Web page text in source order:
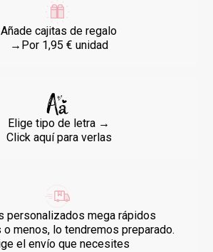
Añade cajitas de regalo
→Por 1,95 € unidad
Elige tipo de letra →
Click aquí para verlas
personalizados mega rápidos
o menos, lo tendremos preparado.
el envío que necesites